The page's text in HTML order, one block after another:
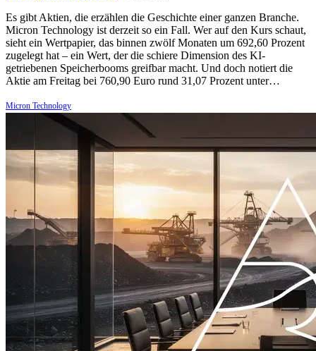
Es gibt Aktien, die erzählen die Geschichte einer ganzen Branche.
Micron Technology ist derzeit so ein Fall. Wer auf den Kurs schaut,
sieht ein Wertpapier, das binnen zwölf Monaten um 692,60 Prozent
zugelegt hat – ein Wert, der die schiere Dimension des KI-
getriebenen Speicherbooms greifbar macht. Und doch notiert die
Aktie am Freitag bei 760,90 Euro rund 31,07 Prozent unter…
Micron Technology